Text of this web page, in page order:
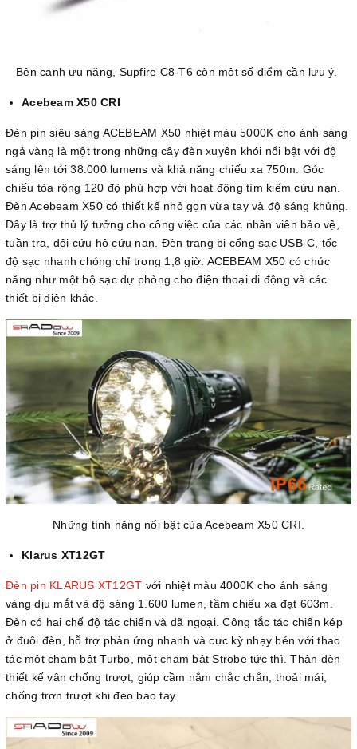
Bên cạnh ưu năng, Supfire C8-T6 còn một số điểm cần lưu ý.
Acebeam X50 CRI
Đèn pin siêu sáng ACEBEAM X50 nhiệt màu 5000K cho ánh sáng
ngả vàng là một trong những cây đèn xuyên khói nổi bật với độ
sáng lên tới 38.000 lumens và khả năng chiếu xa 750m. Góc
chiếu tỏa rộng 120 độ phù hợp với hoạt động tìm kiếm cứu nạn.
Đèn Acebeam X50 có thiết kế nhỏ gọn vừa tay và độ sáng khủng.
Đây là trợ thủ lý tưởng cho công việc của các nhân viên bảo vệ,
tuần tra, đội cứu hộ cứu nạn. Đèn trang bị cổng sạc USB-C, tốc
độ sạc nhanh chóng chỉ trong 1,8 giờ. ACEBEAM X50 có chức
năng như một bộ sạc dự phòng cho điện thoại di động và các
thiết bị điện khác.
Những tính năng nổi bật của Acebeam X50 CRI.
Klarus XT12GT
Đèn pin KLARUS XT12GT với nhiệt màu 4000K cho ánh sáng
vàng dịu mắt và độ sáng 1.600 lumen, tầm chiếu xa đạt 603m.
Đèn có hai chế độ tác chiến và dã ngoại. Công tắc tác chiến kép
ở đuôi đèn, hỗ trợ phản ứng nhanh và cực kỳ nhạy bén với thao
tác một chạm bật Turbo, một chạm bật Strobe tức thì. Thân đèn
thiết kế vân chống trượt, giúp cầm nắm chắc chắn, thoải mái,
chống trơn trượt khi đeo bao tay.